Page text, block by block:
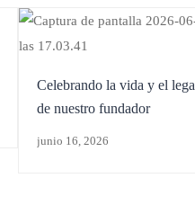
Celebrando la vida y el
de nuestro fundador
junio 16, 2026